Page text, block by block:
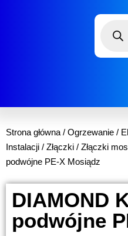
Strona główna / Ogrzewanie /
Instalacji / Złączki / Złączki
podwójne PE-X Mosiądz
DIAMOND
podwójne